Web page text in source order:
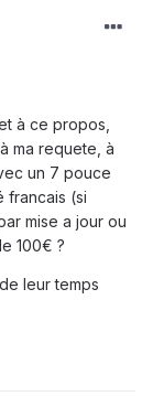
à ce propos,
ma requete, à
un 7 pouce
francais (si
mise a jour ou
100€ ?
leur temps